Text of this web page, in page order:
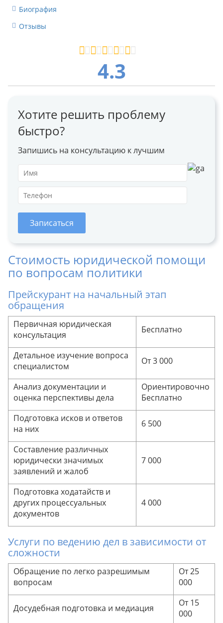
Биография
Отзывы
4.3
Хотите решить проблему
быстро?
Запишись на консультацию к лучшим
Записаться
Стоимость юридической помощи
по вопросам политики
Прейскурант на начальный этап
обращения
Первичная юридическая
консультация
Бесплатно
Детальное изучение вопроса
специалистом
От 3 000
Анализ документации и
оценка перспективы дела
Ориентировочно
Бесплатно
Подготовка исков и ответов
на них
6 500
Составление различных
юридически значимых
заявлений и жалоб
7 000
Подготовка ходатайств и
других процессуальных
документов
4 000
Услуги по ведению дел в зависимости от
сложности
Обращение по легко разрешимым
вопросам
От 25
000
Досудебная подготовка и медиация
От 15
000